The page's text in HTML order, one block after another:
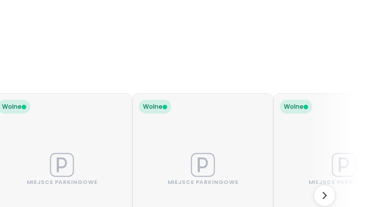
MIEJSCE PARKINGOWE
Wolne
MIEJSCE PARKINGOWE
Wolne
MIEJSCE
Wolne